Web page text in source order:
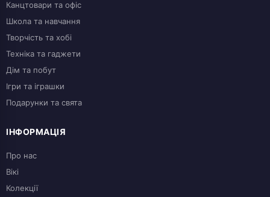
Канцтовари та офіс
Школа та навчання
Творчість та хобі
Техніка та гаджети
Дім та побут
Ігри та іграшки
Подарунки та свята
ІНФОРМАЦІЯ
Про нас
Вікі
Колекції